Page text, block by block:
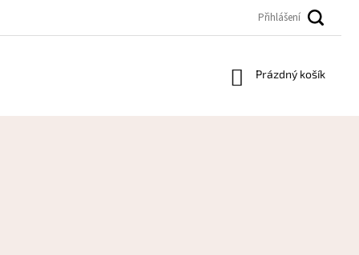
Přihlášení
Nákupní
košík
Prázdný košík